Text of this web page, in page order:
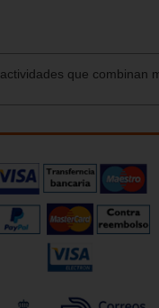
que combinan